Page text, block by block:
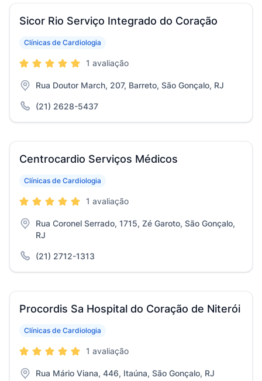
Sicor Rio Serviço Integrado do Coração
Clínicas de Cardiologia
1 avaliação
Rua Doutor March, 207, Barreto, São Gonçalo, RJ
(21) 2628-5437
Centrocardio Serviços Médicos
Clínicas de Cardiologia
1 avaliação
Rua Coronel Serrado, 1715, Zé Garoto, São Gonçalo,
RJ
(21) 2712-1313
Procordis Sa Hospital do Coração de Niterói
Clínicas de Cardiologia
1 avaliação
Rua Mário Viana, 446, Itaúna, São Gonçalo, RJ